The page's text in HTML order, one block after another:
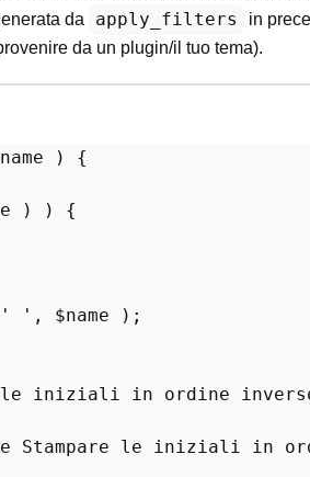
da apply_filters
in
da un plugin/il tuo tema).
) {
) ) {
' ' , $name );
iniziali in ordine
Stampare le iniziali in